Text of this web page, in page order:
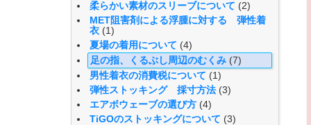
柔らかい素材のスリーブについて (2)
MET阻害剤による浮腫に対する 弾性着
衣 (1)
夏場の着用について (4)
足の指、くるぶし周辺のむくみ (7)
男性着衣の消費税について (1)
弾性ストッキング 採寸方法 (3)
エアボウェーブの選び方 (4)
TiGOのストッキングについて (3)